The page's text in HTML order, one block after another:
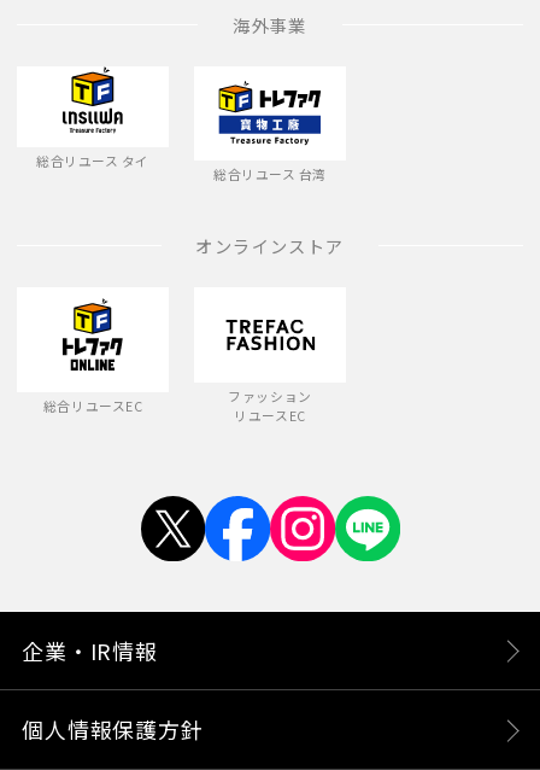
海外事業
総合リユース タイ
総合リユース 台湾
オンラインストア
総合リユースEC
ファッション
リユースEC
企業・IR情報
個人情報保護方針